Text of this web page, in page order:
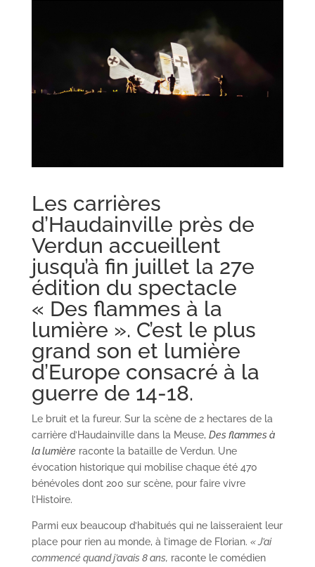
Les carrières
d’Haudainville près de
Verdun accueillent
jusqu’à fin juillet la 27e
édition du spectacle
« Des flammes à la
lumière ». C’est le plus
grand son et lumière
d’Europe consacré à la
guerre de 14-18.
Le bruit et la fureur. Sur la scène de 2 hectares de la
carrière d’Haudainville dans la Meuse, Des flammes à
la lumière raconte la bataille de Verdun. Une
évocation historique qui mobilise chaque été 470
bénévoles dont 200 sur scène, pour faire vivre
l’Histoire.
Parmi eux beaucoup d’habitués qui ne laisseraient leur
place pour rien au monde, à l’image de Florian. « J’ai
commencé quand j’avais 8 ans, raconte le comédien